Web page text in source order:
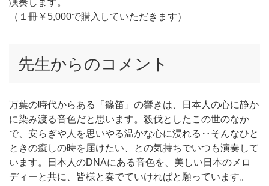
演奏します。
（１冊￥5,000で購入していただきます）
先生からのコメント
万葉の時代からある「篠笛」の響きは、日本人の心に静か
に染み渡る音色だと思います。殺伐としたこの世のなか
で、安らぎや人を思いやる温かな心に浸れる‥そんなひと
ときの癒しの時を届けたい、との気持ちでいつも演奏して
います。日本人のDNAにある音色を、美しい日本のメロ
ディーと共に、皆様と奏でていければと願っています。